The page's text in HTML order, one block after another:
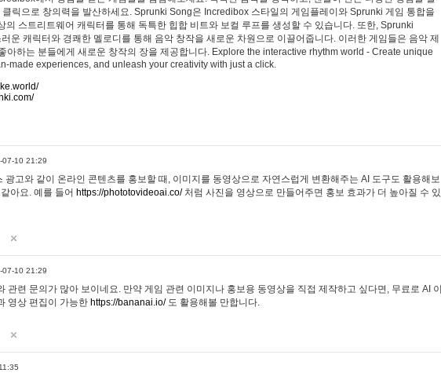
클릭으로 창의력을 발산하세요. Sprunki Song은 Incredibox 스타일의 게임플레이와 Sprunki 게임 통합을
의 스트리트웨어 캐릭터를 통해 독특한 힙합 비트와 보컬 루프를 생성할 수 있습니다. 또한, Sprunki
운 캐릭터와 경쾌한 멜로디를 통해 음악 창작을 새로운 차원으로 이끌어줍니다. 이러한 게임들은 음악 제
아하는 분들에게 새로운 창작의 장을 제공합니다. Explore the interactive rhythm world - Create unique
made experiences, and unleash your creativity with just a click.
07-10 21:29
광고와 같이 온라인 콘텐츠를 홍보할 때, 이미지를 동영상으로 자연스럽게 변환해주는 AI 도구도 활용해보
아요. 예를 들어 https://phototovideoai.co/처럼 사진을 영상으로 만들어주면 홍보 효과가 더 높아질 수 있
07-10 21:29
관련 문의가 많아 보이네요. 만약 게임 관련 이미지나 홍보용 동영상을 직접 제작하고 싶다면, 무료로 AI 이
영상 편집이 가능한 https://bananai.io/도 활용해볼 만합니다.